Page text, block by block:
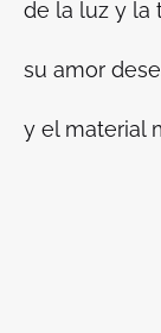
de la luz y la
su amor
y el material